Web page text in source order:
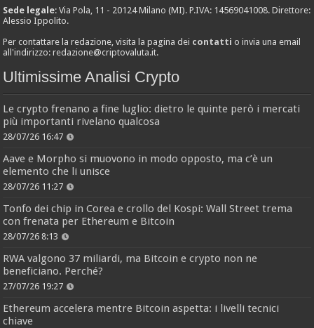
Sede legale: Via Pola, 11 - 20124 Milano (MI). P.IVA: 14569041008. Direttore:
Alessio Ippolito.
Per contattare la redazione, visita la pagina dei contatti o invia una email
all'indirizzo:redazione@criptovaluta.it.
Ultimissime Analisi Crypto
Le crypto frenano a fine luglio: dietro le quinte però i mercati
più importanti rivelano qualcosa
28/07/26 16:47
Aave e Morpho si muovono in modo opposto, ma c’è un
elemento che li unisce
28/07/26 11:27
Tonfo dei chip in Corea e crollo del Kospi: Wall Street trema
con frenata per Ethereum e Bitcoin
28/07/26 8:13
RWA valgono 37 miliardi, ma Bitcoin e crypto non ne
beneficiano. Perché?
27/07/26 19:27
Ethereum accelera mentre Bitcoin aspetta: i livelli tecnici
chiave